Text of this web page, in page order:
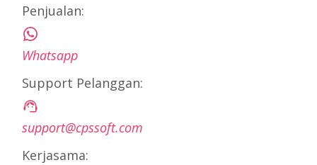
Penjualan:
Whatsapp
Support Pelanggan:
support@cpssoft.com
Kerjasama: